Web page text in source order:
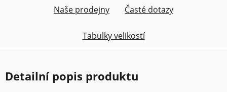
Naše prodejny Časté dotazy
Tabulky velikostí
Detailní popis produktu